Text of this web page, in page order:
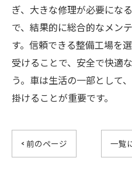
ぎ、大きな修理が必要にな
で、結果的に総合的なメン
す。信頼できる整備工場を
受けることで、安全で快適
う。車は生活の一部として
掛けることが重要です。
< 前のページ 一覧